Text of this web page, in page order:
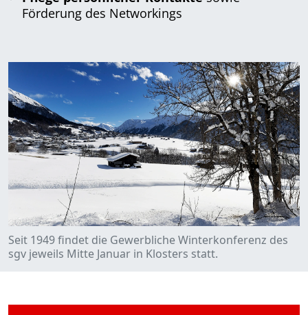
Förderung des Networkings
Seit 1949 findet die Gewerbliche Winterkonferenz des
sgv jeweils Mitte Januar in Klosters statt.